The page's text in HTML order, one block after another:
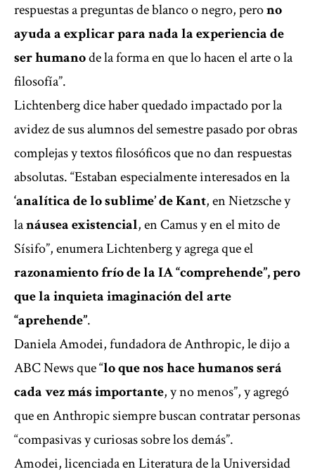
respuestas a preguntas de blanco o negro, perono
ayuda a explicar para nada la experiencia de
ser humanode la forma en que lo hacen el arte o la
filosofía”.
Lichtenberg dice haber quedado impactado por la
avidez de sus alumnos del semestre pasado por obras
complejas y textos filosóficos que no dan respuestas
absolutas. “Estaban especialmente interesados en la
‘analítica de lo sublime’ de Kant, en Nietzsche y
lanáusea existencial, en Camus y en el mito de
Sísifo”, enumera Lichtenberg y agrega que el
razonamiento frío de la IA “comprehende”, pero
que la inquieta imaginación del arte
“aprehende”.
Daniela Amodei, fundadora de Anthropic, le dijo a
ABC News que “lo que nos hace humanos será
cada vez más importante, y no menos”, y agregó
que en Anthropic siempre buscan contratar personas
“compasivas y curiosas sobre los demás”.
Amodei, licenciada en Literatura de la Universidad